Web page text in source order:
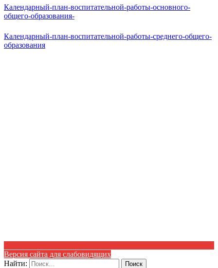
Календарный-план-воспитательной-работы-основного-
общего-образования-
Календарный-план-воспитательной-работы-среднего-общего-
образования
Версия сайта для слабовидящих
Найти: